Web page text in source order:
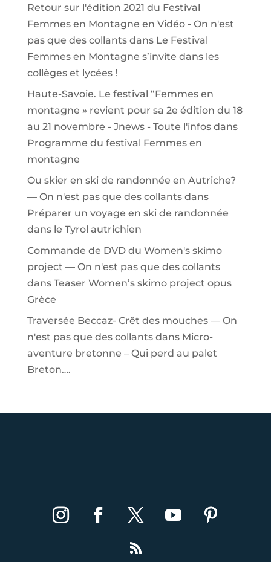
Retour sur l'édition 2021 du Festival
Femmes en Montagne en Vidéo - On n'est
pas que des collantsdans Le Festival
Femmes en Montagne s’invite dans les
collèges et lycées !
Haute-Savoie. Le festival “Femmes en
montagne » revient pour sa 2e édition du 18
au 21 novembre - Jnews - Toute l'infosdans
Programme du festival Femmes en
montagne
Ou skier en ski de randonnée en Autriche?
— On n'est pas que des collantsdans
Préparer un voyage en ski de randonnée
dans le Tyrol autrichien
Commande de DVD du Women's skimo
project — On n'est pas que des collants
dans Teaser Women’s skimo project opus
Grèce
Traversée Beccaz- Crêt des mouches — On
n'est pas que des collantsdans Micro-
aventure bretonne – Qui perd au palet
Breton….